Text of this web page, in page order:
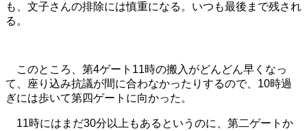
も、文子さんの排除には慎重になる。いつも最後まで残され
る。
このところ、第4ゲート11時の搬入がどんどん早くなっ
て、座り込み抗議が間に合わなかったりするので、10時過
ぎには歩いて第四ゲートに向かった。
11時にはまだ30分以上もあるというのに、第二ゲートか